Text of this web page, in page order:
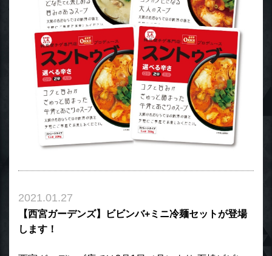
2021.01.27
【西宮ガーデンズ】ビビンバ+ミニ冷麺セットが登場
します！